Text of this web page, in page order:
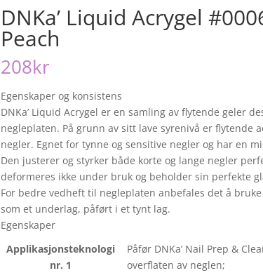
DNKa’ Liquid Acrygel
Peach
208kr
Egenskaper og konsistens
DNKa’ Liquid Acrygel er en samling av flytende geler
negleplaten. På grunn av sitt lave syrenivå er flytende
negler. Egnet for tynne og sensitive negler og har en
Den justerer og styrker både korte og lange negler
deformeres ikke under bruk og beholder sin perfekte
For bedre vedheft til negleplaten anbefales det å bruke
som et underlag, påført i et tynt lag.
Egenskaper
Applikasjonsteknologi
nr. 1
Påfør DNKa’ Nail Prep &
overflaten av neglen;